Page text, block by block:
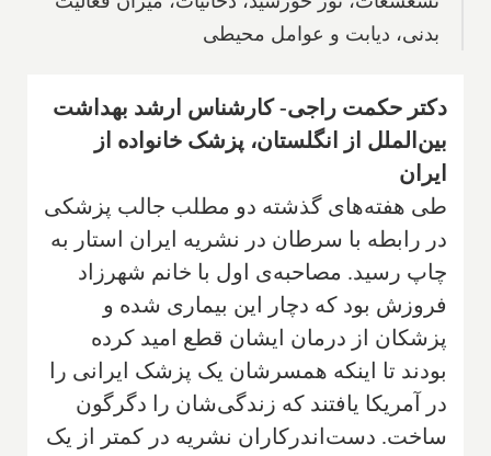
بدنی، دیابت و عوامل محیطی
دکتر حکمت راجی- کارشناس ارشد بهداشت
بین‌الملل از انگلستان، پزشک خانواده از
ایران
طی هفته‌های گذشته دو مطلب جالب پزشکی
در رابطه با سرطان در نشریه ایران استار به
چاپ رسید. مصاحبه‌ی اول با خانم شهرزاد
فروزش بود که دچار این بیماری شده و
پزشکان از درمان ایشان قطع امید کرده
بودند تا اینکه همسرشان یک پزشک ایرانی را
در آمریکا یافتند که زندگی‌شان را دگرگون
ساخت. دست‌اندرکاران نشریه در کمتر از یک